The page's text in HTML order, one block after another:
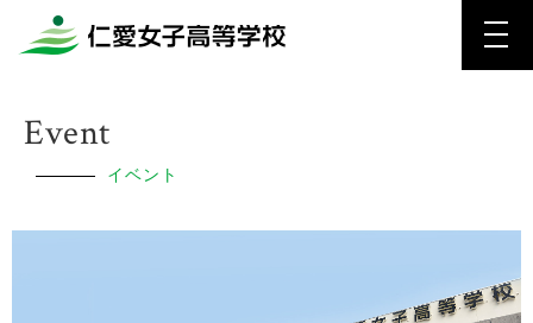
Event
イベント